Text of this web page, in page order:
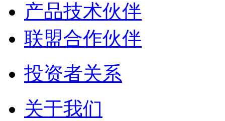
产品技术伙伴
联盟合作伙伴
投资者关系
关于我们